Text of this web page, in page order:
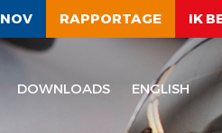
NOV RAPPORTAGE IK
DOWNLOADS ENGLISH